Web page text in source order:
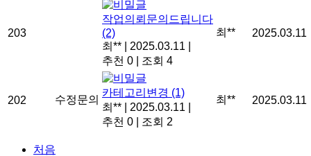
203
작업의뢰문의드립니다
(2)
최**
2025.03.11
추천 0
조회 4
최** 2025.03.11
202 수정문의
카테고리변경 (1)
최**
2025.03.11
추천 0
조회 2
최** 2025.03.11
처음